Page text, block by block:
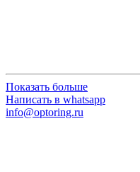
Показать больше
Написать в whatsapp
info@optoring.ru